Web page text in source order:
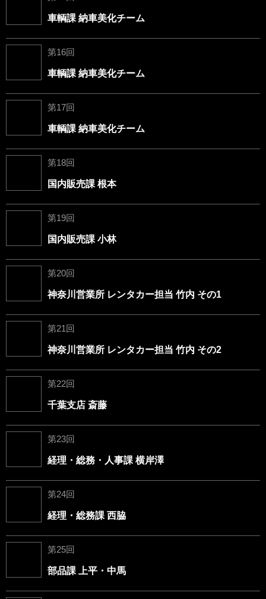
車輌課 納車美化チーム
第16回
車輌課 納車美化チーム
第17回
車輌課 納車美化チーム
第18回
国内販売課 根本
第19回
国内販売課 小林
第20回
神奈川営業所 レンタカー担当 竹内 その1
第21回
神奈川営業所 レンタカー担当 竹内 その2
第22回
千葉支店 斎藤
第23回
経理・総務・人事課 横岸澤
第24回
経理・総務課 西脇
第25回
部品課 上平・中馬